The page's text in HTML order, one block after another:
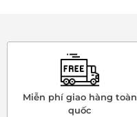
Miễn phí giao hàng toàn
quốc